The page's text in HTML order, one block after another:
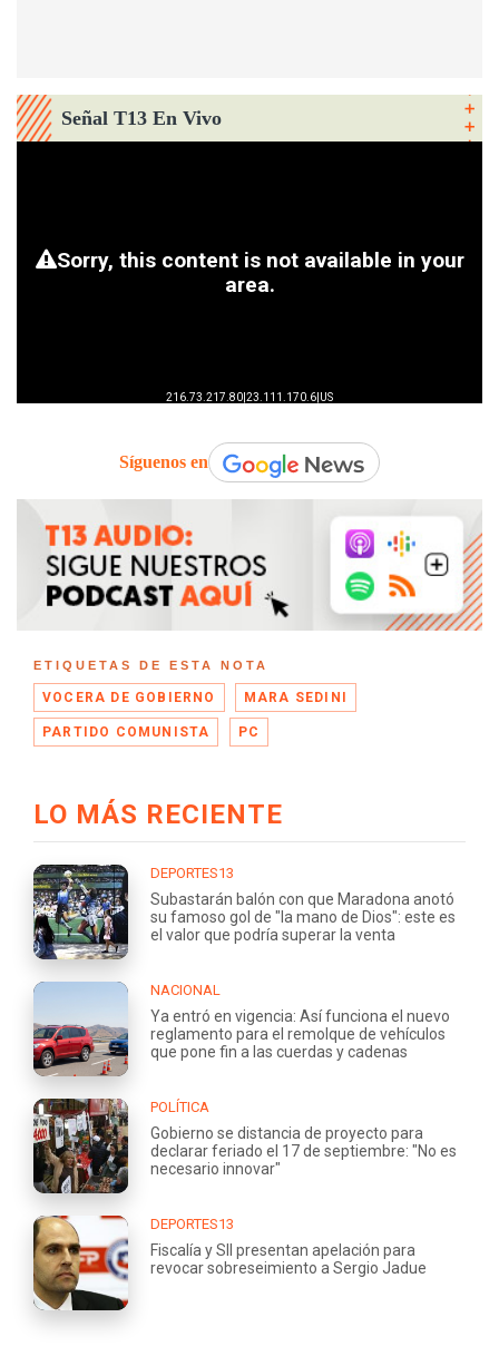
Señal T13 En Vivo
Síguenos en
ETIQUETAS DE ESTA NOTA
VOCERA DE GOBIERNO MARA SEDINI
PARTIDO COMUNISTA PC
LO MÁS RECIENTE
DEPORTES13
Subastarán balón con que Maradona anotó
su famoso gol de "la mano de Dios": este es
el valor que podría superar la venta
NACIONAL
Ya entró en vigencia: Así funciona el nuevo
reglamento para el remolque de vehículos
que pone fin a las cuerdas y cadenas
POLÍTICA
Gobierno se distancia de proyecto para
declarar feriado el 17 de septiembre: "No es
necesario innovar"
DEPORTES13
Fiscalía y SII presentan apelación para
revocar sobreseimiento a Sergio Jadue